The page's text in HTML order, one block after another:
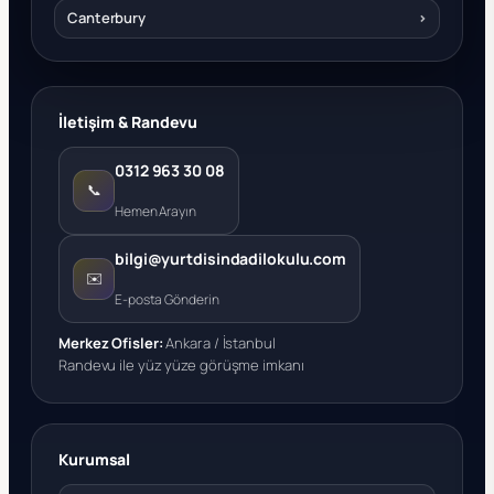
Canterbury ›
İletişim & Randevu
📞
0312 963 30 08
Hemen Arayın
✉️
bilgi@yurtdisindadilokulu.com
E-posta Gönderin
Merkez Ofisler:Ankara / İstanbul
Randevu ile yüz yüze görüşme imkanı
Kurumsal